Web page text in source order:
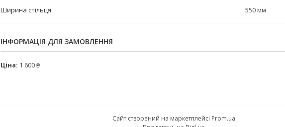
Ширина стільця 550 мм
ІНФОРМАЦІЯ ДЛЯ ЗАМОВЛЕННЯ
Ціна: 1 600 ₴
Сайт створений на маркетплейсі Prom.ua